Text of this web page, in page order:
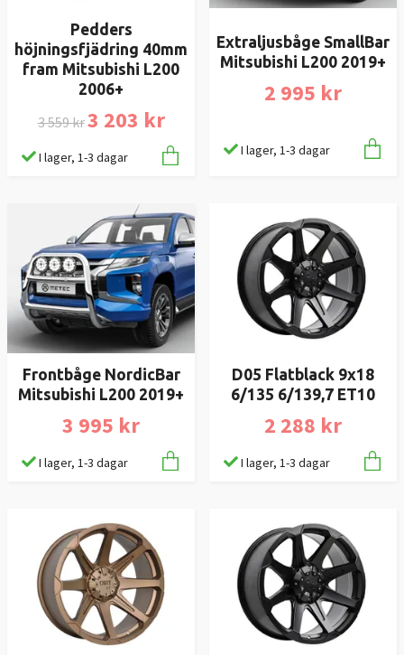
Pedders
höjningsfjädring 40mm
fram Mitsubishi L200
2006+
3 559 kr3 203 kr
I lager, 1-3 dagar
Extraljusbåge SmallBar
Mitsubishi L200 2019+
2 995 kr
I lager, 1-3 dagar
Frontbåge NordicBar
Mitsubishi L200 2019+
3 995 kr
I lager, 1-3 dagar
D05 Flatblack 9x18
6/135 6/139,7 ET10
2 288 kr
I lager, 1-3 dagar